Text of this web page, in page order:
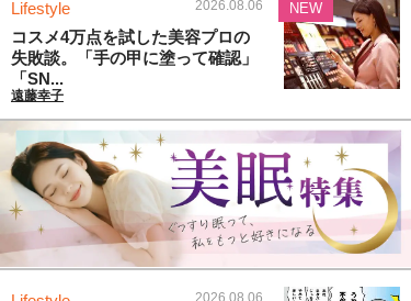
Lifestyle 2026.08.06
コスメ4万点を試した美容プロの
失敗談。「手の甲に塗って確認」
「SN...
遠藤幸子
NEW
2026.08.06